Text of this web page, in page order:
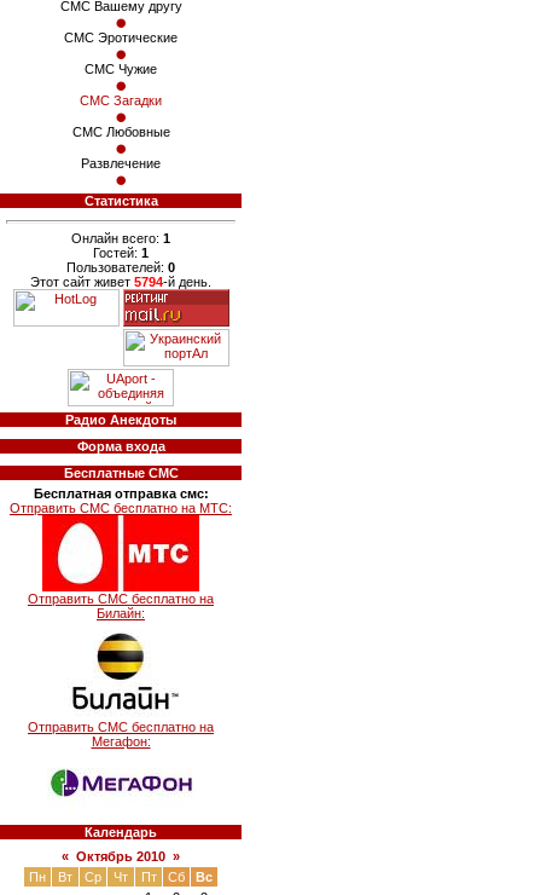
СМС Вашему другу
СМС Эротические
СМС Чужие
СМС Загадки
СМС Любовные
Развлечение
Статистика
Онлайн всего: 1
Гостей: 1
Пользователей: 0
Этот сайт живет 5794-й день.
Радио Анекдоты
Форма входа
Бесплатные СМС
Бесплатная отправка смс:
Отправить СМС бесплатно на МТС:
Отправить СМС бесплатно на
Билайн:
Отправить СМС бесплатно на
Мегафон:
Календарь
« Октябрь 2010 »
Пн
Вт Ср Чт Пт Сб
Вс